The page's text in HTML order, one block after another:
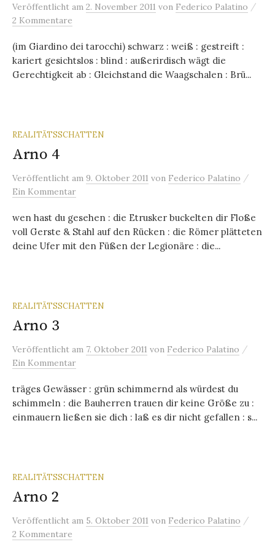
Veröffentlicht am 2. November 2011 von Federico Palatino /
2 Kommentare
(im Giardino dei tarocchi) schwarz : weiß : gestreift :
kariert gesichtslos : blind : außerirdisch wägt die
Gerechtigkeit ab : Gleichstand die Waagschalen : Brü...
REALITÄTSSCHATTEN
Arno 4
Veröffentlicht am 9. Oktober 2011 von Federico Palatino /
Ein Kommentar
wen hast du gesehen : die Etrusker buckelten dir Floße
voll Gerste & Stahl auf den Rücken : die Römer plätteten
deine Ufer mit den Füßen der Legionäre : die...
REALITÄTSSCHATTEN
Arno 3
Veröffentlicht am 7. Oktober 2011 von Federico Palatino /
Ein Kommentar
träges Gewässer : grün schimmernd als würdest du
schimmeln : die Bauherren trauen dir keine Größe zu :
einmauern ließen sie dich : laß es dir nicht gefallen : s...
REALITÄTSSCHATTEN
Arno 2
Veröffentlicht am 5. Oktober 2011 von Federico Palatino /
2 Kommentare